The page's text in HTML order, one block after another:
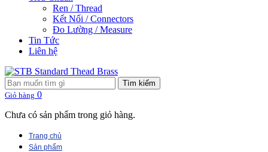
Ren / Thread
Kết Nối / Connectors
Đo Lường / Measure
Tin Tức
Liên hệ
Tìm kiếm
Giỏ hàng 0
Chưa có sản phẩm trong giỏ hàng.
Trang chủ
Sản phẩm